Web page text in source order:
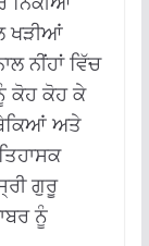
ਖੜੀਆਂ
ਨੀਂਹਾਂ ਵਿੱਚ
ਕੋਹ ਕੋਹ ਕੇ
ਅਤੇ
ਗੁਰੂ
ਨੂੰ